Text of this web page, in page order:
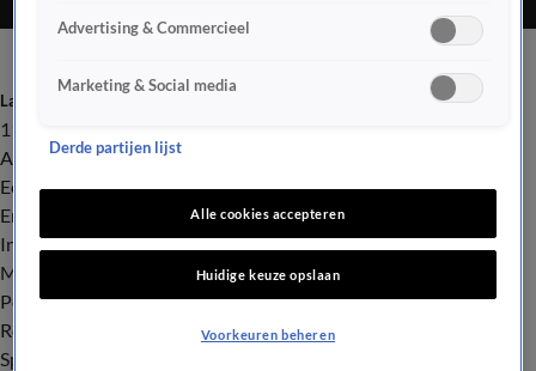
Laatste nieuws
112
Advies & Tips
Economie
Entertainment
Infrastructuur
Milieu en Gezondheid
Politiek
Royalty
Sport
Advertising & Commercieel
Marketing & Social media
Derde partijen lijst
Alle cookies accepteren
Huidige keuze opslaan
Voorkeuren beheren